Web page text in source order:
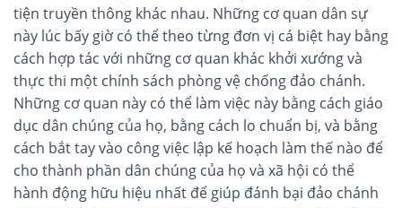
tiện truyền thông khác nhau. Những cơ quan dân sự
này lúc bấy giờ có thể theo từng đơn vị cá biệt hay bằng
cách hợp tác với những cơ quan khác khởi xướng và
thực thi một chính sách phòng vệ chống đảo chánh.
Những cơ quan này có thể làm việc này bằng cách giáo
dục dân chúng của họ, bằng cách lo chuẩn bị, và bằng
cách bắt tay vào công việc lập kế hoạch làm thế nào để
cho thành phần dân chúng của họ và xã hội có thể
hành động hữu hiệu nhất để giúp đánh bại đảo chánh